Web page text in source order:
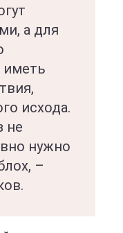
а для
иметь
исхода.
не
нужно
–